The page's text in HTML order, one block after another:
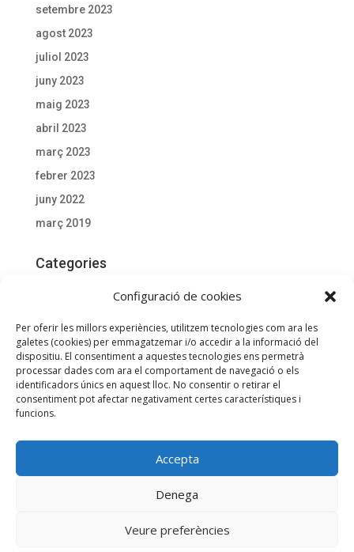
Configuració de cookies
Per oferir les millors experiències, utilitzem tecnologies com ara les
galetes (cookies) per emmagatzemar i/o accedir a la informació del
dispositiu. El consentiment a aquestes tecnologies ens permetrà
processar dades com ara el comportament de navegació o els
identificadors únics en aquest lloc. No consentir o retirar el
consentiment pot afectar negativament certes característiques i
funcions.
Accepta
Denega
Veure preferències
setembre 2023
agost 2023
juliol 2023
juny 2023
maig 2023
abril 2023
març 2023
febrer 2023
juny 2022
març 2019
Categories
General
Meta
Entra
Utilitzem galetes per a oferir-te la millor experiència a la nostra
Configurar